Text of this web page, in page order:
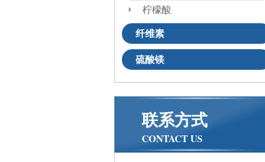
柠檬酸
纤维素
硫酸镁
联系方式
CONTACT US